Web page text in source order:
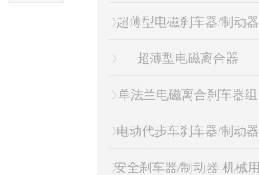
超薄型电磁刹车器/制动器
超薄型电磁离合器
单法兰电磁离合刹车器组
电动代步车刹车器/制动器
安全刹车器/制动器-机械用